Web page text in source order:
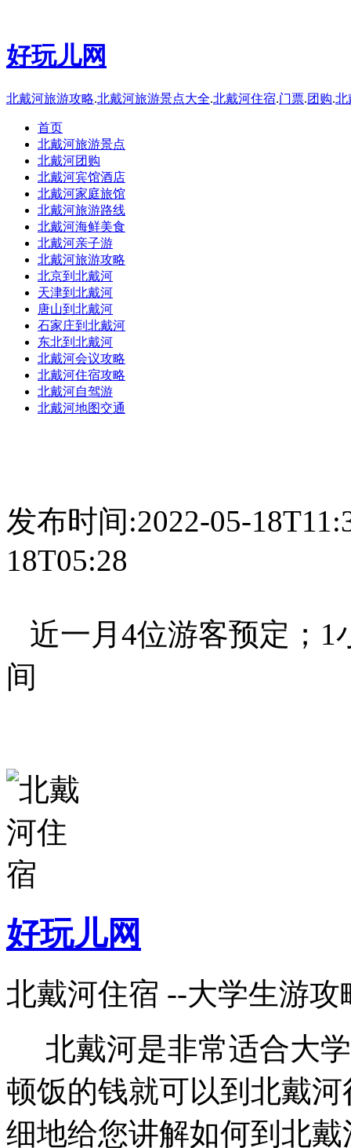
好玩儿网
北戴河旅游攻略.北戴河旅游景点大全.北戴河住宿.门票.团购.北
首页
北戴河旅游景点
北戴河团购
北戴河宾馆酒店
北戴河家庭旅馆
北戴河旅游路线
北戴河海鲜美食
北戴河亲子游
北戴河旅游攻略
北京到北戴河
天津到北戴河
唐山到北戴河
石家庄到北戴河
东北到北戴河
北戴河会议攻略
北戴河住宿攻略
北戴河自驾游
北戴河地图交通
发布时间:2022-05-
18T05:28
近一月4位游客预定；1
间
好玩儿网
北戴河住宿 --大学生游攻
北戴河是非常适合大
顿饭的钱就可以到北戴
细地给您讲解如何到北